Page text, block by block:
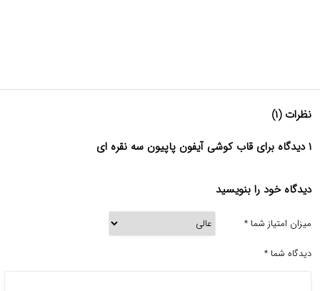
نظرات (۱)
۱ دیدگاه برای قاب کوشی آیفون پاپیون سه نقره ای
دیدگاه خود را بنویسید
میزان امتیاز شما *
دیدگاه شما *